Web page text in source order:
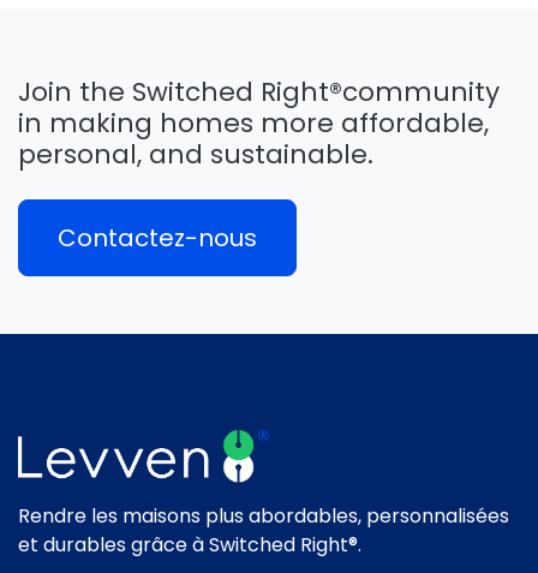
Join the Switched Right®community
in making homes more affordable,
personal, and sustainable.
Contactez-nous
Rendre les maisons plus abordables, personnalisées
et durables grâce à Switched Right®.